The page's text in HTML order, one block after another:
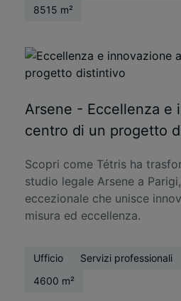
8515 m²
Arsene - Eccellenza e
centro di un progetto
Scopri come Tétris ha
studio legale Arsene a
eccezionale che unisce
misura ed eccellenza.
Ufficio Servizi professionali
4600 m²